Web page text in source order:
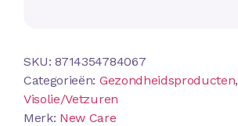
SKU:8714354784067
Categorieën: Gezondheidsproducten,
Visolie/Vetzuren
Merk: New Care